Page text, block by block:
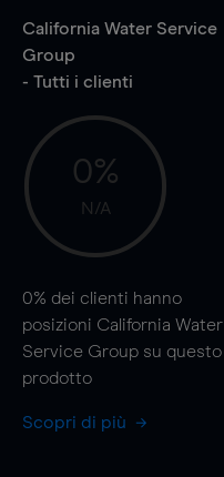
California Water Service
Group
- Tutti i clienti
0%
N/A
0% dei clienti hanno
posizioni California Water
Service Group su questo
prodotto
Scopri di più